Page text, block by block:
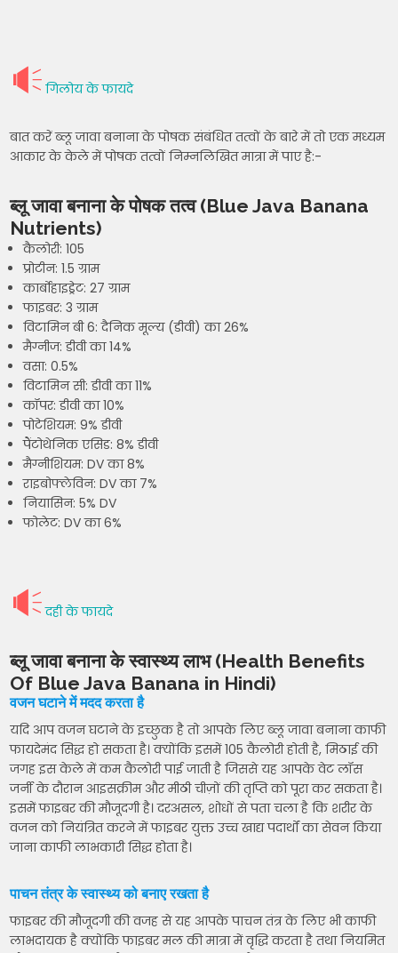
गिलोय के फायदे
बात करें ब्लू जावा बनाना के पोषक संबंधित तत्वों के बारे में तो एक मध्यम
आकार के केले में पोषक तत्वों निम्नलिखित मात्रा में पाए है:-
ब्लू जावा बनाना के पोषक तत्व (Blue Java Banana
Nutrients)
कैलोरी: 105
प्रोटीन: 1.5 ग्राम
कार्बोहाइड्रेट: 27 ग्राम
फाइबर: 3 ग्राम
विटामिन बी 6: दैनिक मूल्य (डीवी) का 26%
मैग्नीज: डीवी का 14%
वसा: 0.5%
विटामिन सी: डीवी का 11%
कॉपर: डीवी का 10%
पोटेशियम: 9% डीवी
पैंटोथेनिक एसिड: 8% डीवी
मैग्नीशियम: DV का 8%
राइबोफ्लेविन: DV का 7%
नियासिन: 5% DV
फोलेट: DV का 6%
दही के फायदे
ब्लू जावा बनाना के स्वास्थ्य लाभ (Health Benefits
Of Blue Java Banana in Hindi)
वजन घटाने में मदद करता है
यदि आप वजन घटाने के इच्छुक है तो आपके लिए ब्लू जावा बनाना काफी
फायदेमंद सिद्ध हो सकता है। क्योंकि इसमें 105 कैलोरी होती है, मिठाई की
जगह इस केले में कम कैलोरी पाई जाती है जिससे यह आपके वेट लॉस
जर्नी के दौरान आइसक्रीम और मीठी चीज़ों की तृप्ति को पूरा कर सकता है।
इसमें फाइबर की मौजूदगी है। दरअसल, शोधों से पता चला है कि शरीर के
वजन को नियंत्रित करने में फाइबर युक्त उच्च खाद्य पदार्थों का सेवन किया
जाना काफी लाभकारी सिद्ध होता है।
पाचन तंत्र के स्वास्थ्य को बनाए रखता है
फाइबर की मौजूदगी की वजह से यह आपके पाचन तंत्र के लिए भी काफी
लाभदायक है क्योंकि फाइबर मल की मात्रा में वृद्धि करता है तथा नियमित